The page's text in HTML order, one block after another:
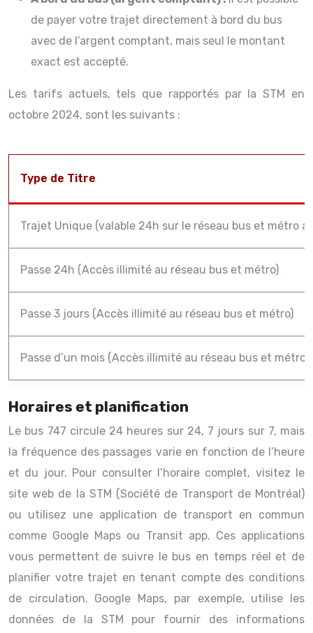
de payer votre trajet directement à bord du bus
avec de l’argent comptant, mais seul le montant
exact est accepté.
Les tarifs actuels, tels que rapportés par la STM en
octobre 2024, sont les suivants :
Type de Titre
Trajet Unique (valable 24h sur le réseau bus et métro
Passe 24h (Accès illimité au réseau bus et métro)
Passe 3 jours (Accès illimité au réseau bus et métro)
Passe d’un mois (Accès illimité au réseau bus et métro)
Horaires et planification
Le bus 747 circule 24 heures sur 24, 7 jours sur 7, mais
la fréquence des passages varie en fonction de l’heure
et du jour. Pour consulter l’horaire complet, visitez le
site web de la STM (Société de Transport de Montréal)
ou utilisez une application de transport en commun
comme Google Maps ou Transit app. Ces applications
vous permettent de suivre le bus en temps réel et de
planifier votre trajet en tenant compte des conditions
de circulation. Google Maps, par exemple, utilise les
données de la STM pour fournir des informations